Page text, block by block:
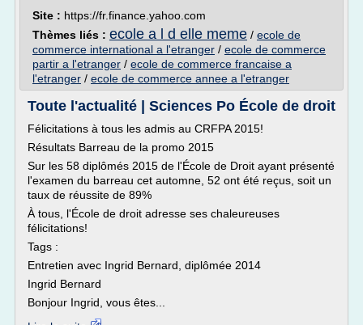
Site : https://fr.finance.yahoo.com
Thèmes liés : ecole a l d elle meme / ecole de
commerce international a l'etranger / ecole de commerce
partir a l'etranger / ecole de commerce francaise a
l'etranger / ecole de commerce annee a l'etranger
Toute l'actualité | Sciences Po École de droit
Félicitations à tous les admis au CRFPA 2015!
Résultats Barreau de la promo 2015
Sur les 58 diplômés 2015 de l'École de Droit ayant présenté
l'examen du barreau cet automne, 52 ont été reçus, soit un
taux de réussite de 89%
À tous, l'École de droit adresse ses chaleureuses
félicitations!
Tags :
Entretien avec Ingrid Bernard, diplômée 2014
Ingrid Bernard
Bonjour Ingrid, vous êtes...